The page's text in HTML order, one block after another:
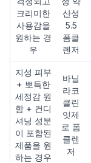
크리미한
사용감을
원하는 경
우
산성
5.5
폼클
렌저
지성 피부
+ 뽀득한
세정감 원
함 + 컨디
셔닝 성분
이 포함된
제품을 원
하는 경우
바닐
라코
클린
잇제
로 폼
클렌
저